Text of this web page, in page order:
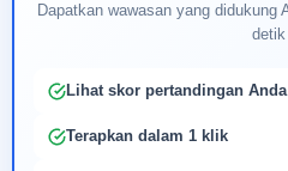
Dapatkan wawasan yang didukung
detik
Lihat skor pertandingan Anda
Terapkan dalam 1 klik